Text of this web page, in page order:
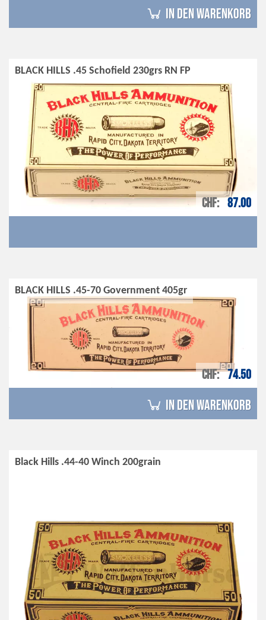
in den Warenkorb
BLACK HILLS .45 Schofield 230grs RN FP
CHF 87.00
BLACK HILLS .45-70 Government 405gr
CHF 74.50
in den Warenkorb
Black Hills .44-40 Winch 200grain